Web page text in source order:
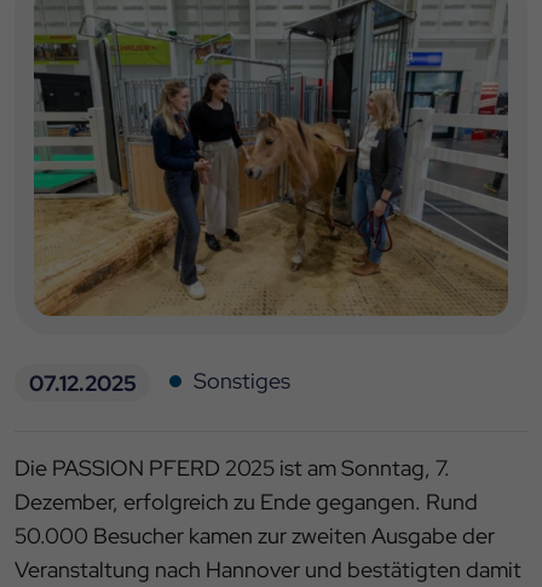
07.12.2025 Sonstiges
Die PASSION PFERD 2025 ist am Sonntag, 7.
Dezember, erfolgreich zu Ende gegangen. Rund
50.000 Besucher kamen zur zweiten Ausgabe der
Veranstaltung nach Hannover und bestätigten damit